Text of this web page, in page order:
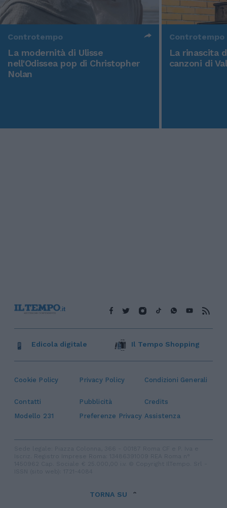
Controtempo
La modernità di Ulisse
nell'Odissea pop di Christopher
Nolan
Controtempo
La rinascita
canzoni di
Cookie Policy Privacy Policy Condizioni Generali
Contatti Pubblicità
Credits
Modello 231
Preferenze Privacy Assistenza
Edicola digitale Il Tempo Shopping
TORNA SU